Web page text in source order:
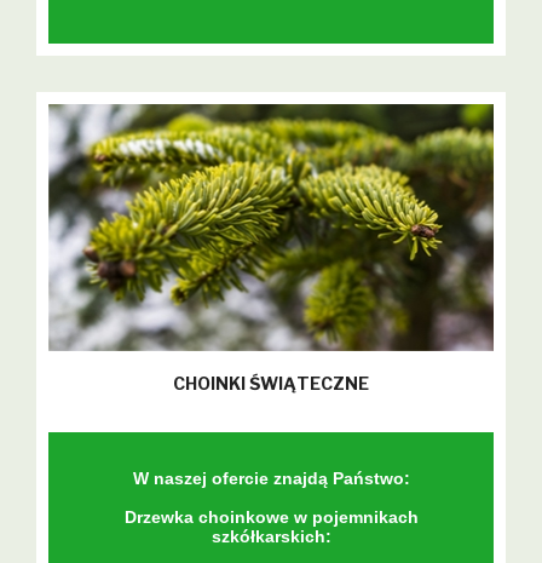
CHOINKI ŚWIĄTECZNE
W naszej ofercie znajdą Państwo:
Drzewka choinkowe w pojemnikach
szkółkarskich: